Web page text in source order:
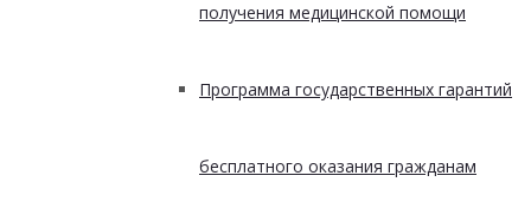
получения медицинской помощи
Программа государственных гарантий
бесплатного оказания гражданам